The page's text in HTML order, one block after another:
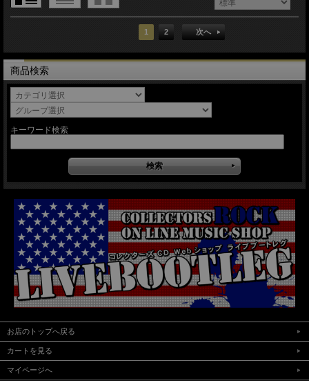
1 2 次へ
商品検索
キーワード検索
お店のトップへ戻る
カートを見る
マイページへ